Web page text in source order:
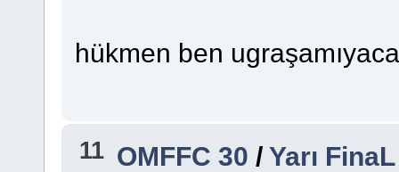
hükmen ben
11 OMFFC 30 /Yarı